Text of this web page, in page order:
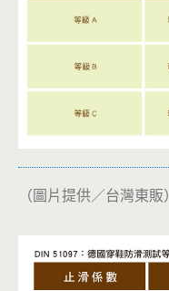
（圖片提供／台灣東販）